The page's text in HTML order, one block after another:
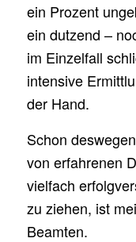
ein Prozent
ein dutzend –
im Einzelfall
intensive
der Hand.
Schon
von erfahrenen
vielfach
zu ziehen, ist
Beamten.